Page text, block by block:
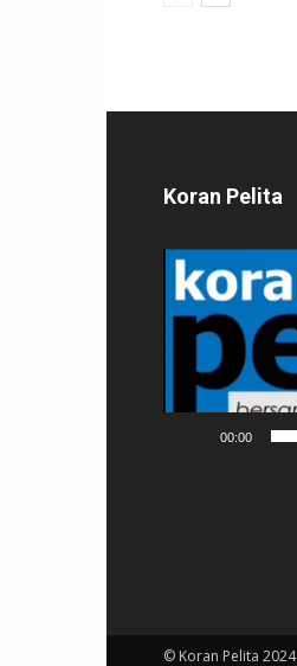
Koran Pelita
Pemutar
Video
00:00
© Koran Pelita 2024